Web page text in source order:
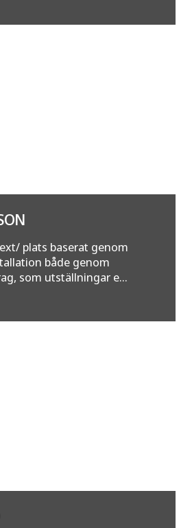
plats baserat genom
både genom
som utställningar e...